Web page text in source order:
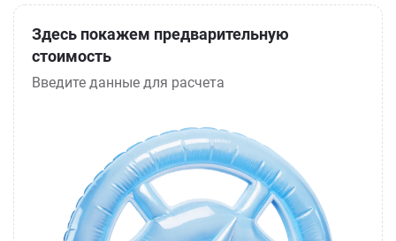
Здесь покажем предварительную
стоимость
Введите данные для расчета